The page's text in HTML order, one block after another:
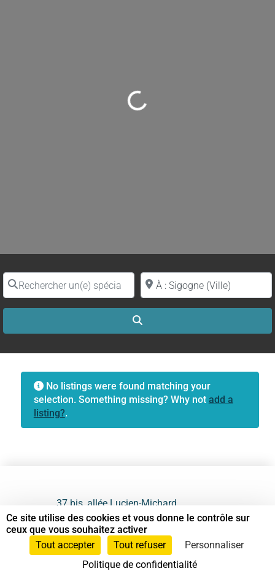
Loading...
Rechercher un(e) spécialiste par nomProche de (ville ou région)
No listings were found matching your
selection. Something missing? Why not add a
listing?.
37 bis, allée Lucien-Michard
93190 Livry-Gargan
06 61 87 28 09
Ce site utilise des cookies et vous donne le contrôle sur
ceux que vous souhaitez activer
Tout accepter
Tout refuser
Personnaliser
Politique de confidentialité